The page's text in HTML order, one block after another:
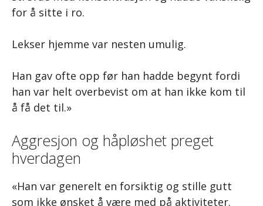
for å sitte i ro.
Lekser hjemme var nesten umulig.
Han gav ofte opp før han hadde begynt fordi
han var helt overbevist om at han ikke kom til
å få det til.»
Aggresjon og håpløshet preget
hverdagen
«Han var generelt en forsiktig og stille gutt
som ikke ønsket å være med på aktiviteter.